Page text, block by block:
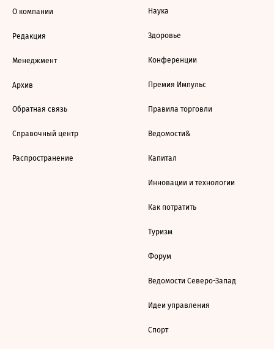
О компании
Редакция
Менеджмент
Архив
Обратная связь
Справочный центр
Распространение
Наука
Здоровье
Конференции
Премия Импульс
Правила торговли
Ведомости&
Капитал
Инновации и технологии
Как потратить
Туризм
Форум
Ведомости Северо-Запад
Идеи управления
Спорт